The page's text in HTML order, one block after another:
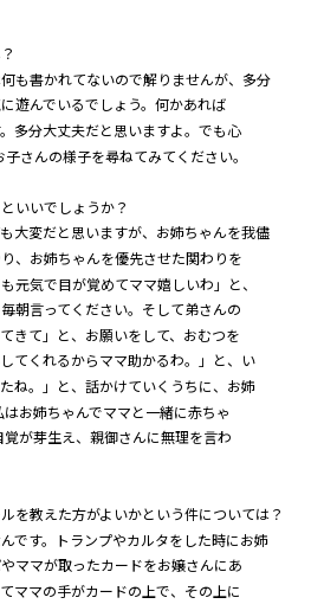
も書かれてないので解りませんが、多分
遊んでいるでしょう。何かあれば
多分大丈夫だと思いますよ。でも心
さんの様子を尋ねてみてください。
いいでしょうか？
大変だと思いますが、お姉ちゃんを我儘
、お姉ちゃんを優先させた関わりを
元気で目が覚めてママ嬉しいわ」と、
朝言ってください。そして弟さんの
きて」と、お願いをして、おむつを
てくれるからママ助かるわ。」と、い
ね。」と、話かけていくうちに、お姉
お姉ちゃんでママと一緒に赤ちゃ
が芽生え、親御さんに無理を言わ
を教えた方がよいかという件については？
です。トランプやカルタをした時にお姉
ママが取ったカードをお嬢さんにあ
ママの手がカードの上で、その上に